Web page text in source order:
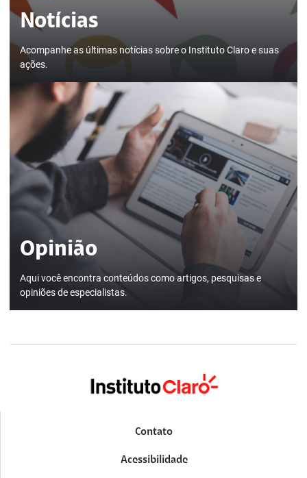
Notícias
Acompanhe as últimas notícias sobre o Instituto Claro e suas
ações.
Opinião
Aqui você encontra conteúdos como artigos, pesquisas e
opiniões de especialistas.
Contato
Acessibilidade